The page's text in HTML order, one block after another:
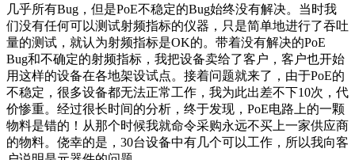
几乎所有Bug，但是PoE不稳定的Bug始终没有解决。当时我
们没有任何可以测试射频指标的仪器，只是简单地进行了吞吐
量的测试，就认为射频指标是OK的。带着没有解决的PoE
Bug和不确定的射频指标，我把设备卖给了客户，客户也开始
用这样的设备在各地架设试点。接着问题就来了，由于PoE的
不稳定，很多设备都无法正常工作，我为此出差不下10次，代
价惨重。经过很长时间的分析，终于发现，PoE电路上的一颗
物料是错的！从那个时候我就命令采购永远不买上一家供应商
的物料。侥幸的是，30台设备中有几个可以工作，所以我向客